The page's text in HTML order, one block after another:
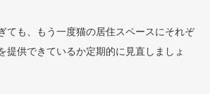
ても、もう一度猫の居住スペースにそれぞ
提供できているか定期的に見直しましょ